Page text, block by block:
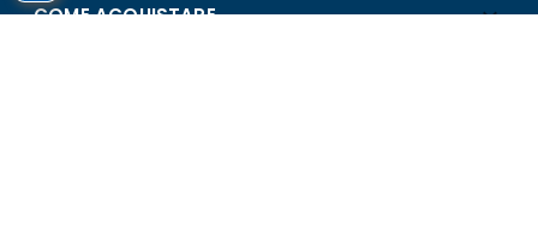
COME ACQUISTARE